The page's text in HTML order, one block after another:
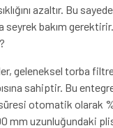
azaltır. Bu
seyrek bakım
geleneksel torba
sahiptir. Bu
otomatik olarak
mm uzunluğundaki